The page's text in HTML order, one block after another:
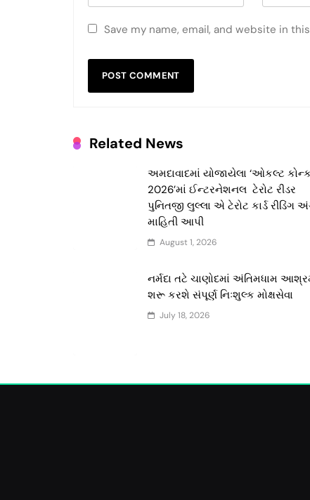
Save my name, email, and website in
Related News
અમદાવાદમાં યોજાયેલા ‘ઓકલ્ટ
2026’માં ઈન્ટરનેશનલ ટેરોટ રીડર
પુનિતજી લુલ્લા એ ટેરોટ કાર્ડ રીડિંગ
માહિતી આપી
August 1, 2026
નર્મદા તટે ચાણોદમાં અંતિમધામ
શરૂ કરશે સંપૂર્ણ નિઃશુલ્ક મોક્ષસેવા
July 18, 2026